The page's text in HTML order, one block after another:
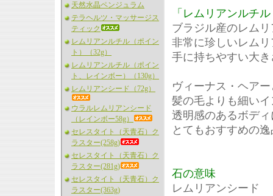
天然水晶ペンジュラム
テラヘルツ・マッサージス
ティック
レムリアンルチル（ポイン
ト）（32g）
レムリアンルチル（ポイン
ト、レインボー）（130g）
レムリアンシード（72g）
ウラルレムリアンシード
（レインボー58g）
セレスタイト（天青石）ク
ラスター(258g)
セレスタイト（天青石）ク
ラスター(281g)
セレスタイト（天青石）ク
ラスター(363g)
「レムリアンルチ
ブラジル産のレム
非常に珍しいレム
手に持ちやすい大
ヴィーナス・ヘア
髪の毛よりも細い
透明感のあるボデ
とてもおすすめの
石の意味
レムリアンシード